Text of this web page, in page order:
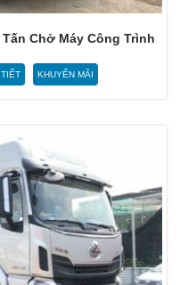
Chở Máy Công Trình
KHUYẾN MÃI